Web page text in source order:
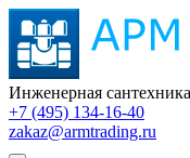
Инженерная
+7 (495) 134-16-40
zakaz@armtrading.ru